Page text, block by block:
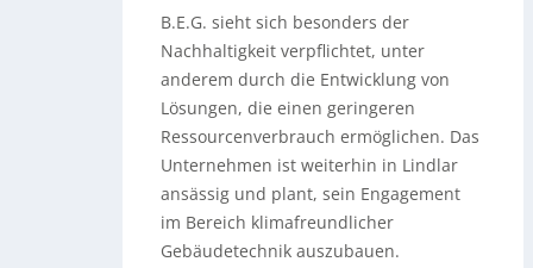
B.E.G. sieht sich besonders der
Nachhaltigkeit verpflichtet, unter
anderem durch die Entwicklung von
Lösungen, die einen geringeren
Ressourcenverbrauch ermöglichen. Das
Unternehmen ist weiterhin in Lindlar
ansässig und plant, sein Engagement
im Bereich klimafreundlicher
Gebäudetechnik auszubauen.